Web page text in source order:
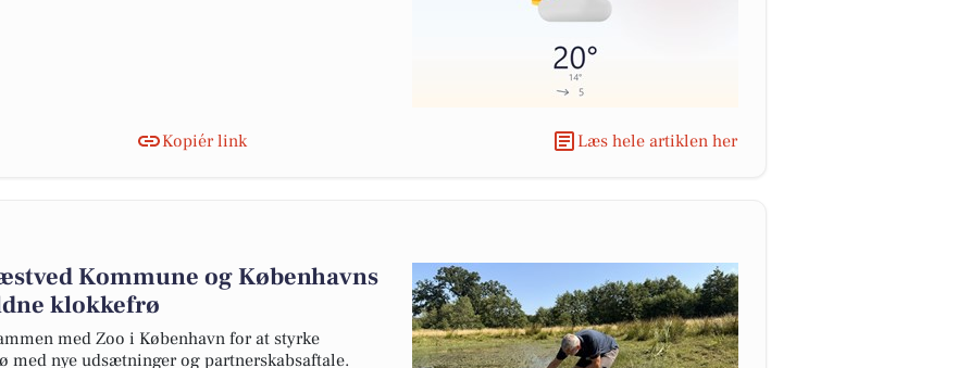
Kopiér link Læs hele artiklen her
Kommune og Københavns
klokkefrø
med Zoo i København for at styrke
med nye udsætninger og partnerskabsaftale.